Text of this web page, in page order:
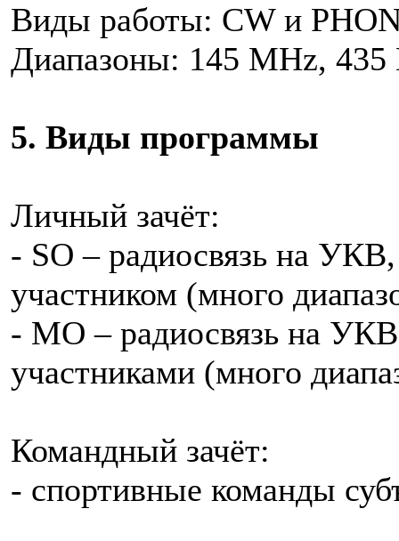
Виды работы: CW и
Диапазоны: 145 МHz,
5. Виды программы
Личный зачёт:
- SO – радиосвязь на
участником (много
- МО – радиосвязь на
участниками (много
Командный зачёт:
- спортивные команды